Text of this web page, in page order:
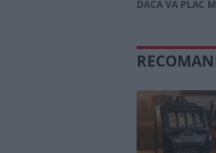
DACĂ VA PLAC